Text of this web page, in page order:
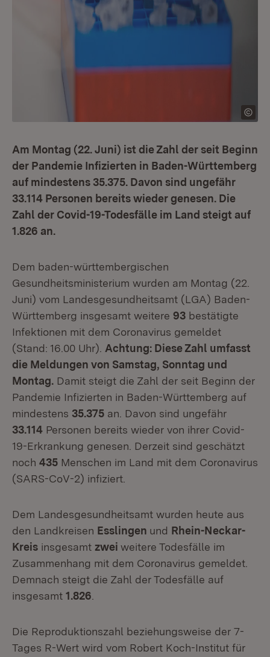
Am Montag (22. Juni) ist die Zahl der seit Beginn
der Pandemie Infizierten in Baden-Württemberg
auf mindestens 35.375. Davon sind ungefähr
33.114 Personen bereits wieder genesen. Die
Zahl der Covid-19-Todesfälle im Land steigt auf
1.826 an.
Dem baden-württembergischen
Gesundheitsministerium wurden am Montag (22.
Juni) vom Landesgesundheitsamt (LGA) Baden-
Württemberg insgesamt weitere 93 bestätigte
Infektionen mit dem Coronavirus gemeldet
(Stand: 16.00 Uhr). Achtung: Diese Zahl umfasst
die Meldungen von Samstag, Sonntag und
Montag. Damit steigt die Zahl der seit Beginn der
Pandemie Infizierten in Baden-Württemberg auf
mindestens 35.375 an. Davon sind ungefähr
33.114 Personen bereits wieder von ihrer Covid-
19-Erkrankung genesen. Derzeit sind geschätzt
noch 435 Menschen im Land mit dem Coronavirus
(SARS-CoV-2) infiziert.
Dem Landesgesundheitsamt wurden heute aus
den Landkreisen Esslingen und Rhein-Neckar-
Kreis insgesamt zwei weitere Todesfälle im
Zusammenhang mit dem Coronavirus gemeldet.
Demnach steigt die Zahl der Todesfälle auf
insgesamt 1.826
Die Reproduktionszahl beziehungsweise der 7-
Tages R-Wert wird vom Robert Koch-Institut für